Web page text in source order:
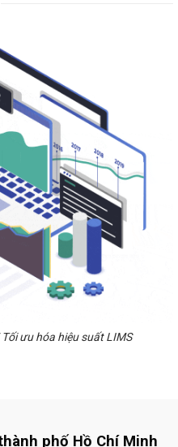
ưu hóa hiệu suất LIMS
phố Hồ Chí Minh